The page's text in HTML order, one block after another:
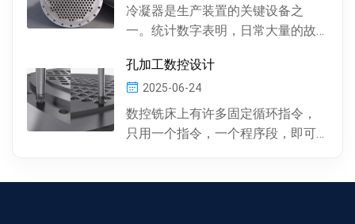
冷凝器是生产装置的关键设备之
一。统计数字表明，日常大量的故
凝器管材的腐蚀损坏所...
孔加工数控设计
2025-06-24
数控铣床上有许多固定循环指令，
只用一个指令，一个程序段，即可